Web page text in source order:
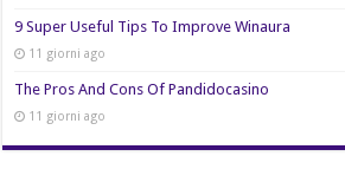
9 Super Useful Tips To Improve Winaura
11 giorni ago
The Pros And Cons Of Pandidocasino
11 giorni ago